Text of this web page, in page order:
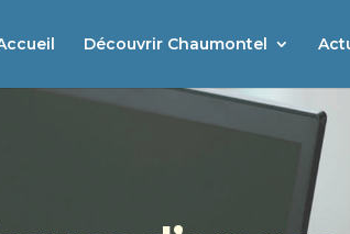
Découvrir Chaumontel